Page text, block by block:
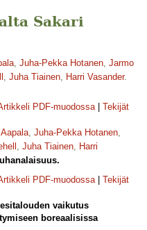
Sakari
, Juha-Pekka Hotanen, Jarmo
, Juha Tiainen, Harri Vasander.
PDF-muodossa| Tekijät
, Juha-Pekka Hotanen,
, Juha Tiainen, Harri
PDF-muodossa| Tekijät
vaikutus
boreaalisissa